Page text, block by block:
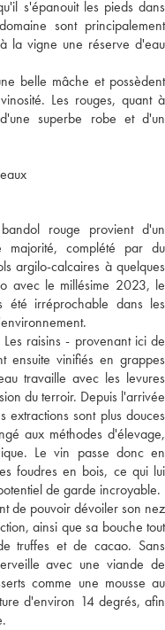
s'épanouit les pieds dans
sont principalement
la vigne une réserve d'eau
belle mâche et possèdent
Les rouges, quant à
superbe robe et d'un
rouge provient d'un
majorité, complété par du
argilo-calcaires à quelques
avec le millésime 2023, le
été irréprochable dans les
raisins - provenant ici de
ensuite vinifiés en grappes
travaille avec les levures
du terroir. Depuis l'arrivée
extractions sont plus douces
aux méthodes d'élevage,
Le vin passe donc en
foudres en bois, ce qui lui
de garde incroyable.
de pouvoir dévoiler son nez
ainsi que sa bouche tout
truffes et de cacao. Sans
avec une viande de
comme une mousse au
d'environ 14 degrés, afin